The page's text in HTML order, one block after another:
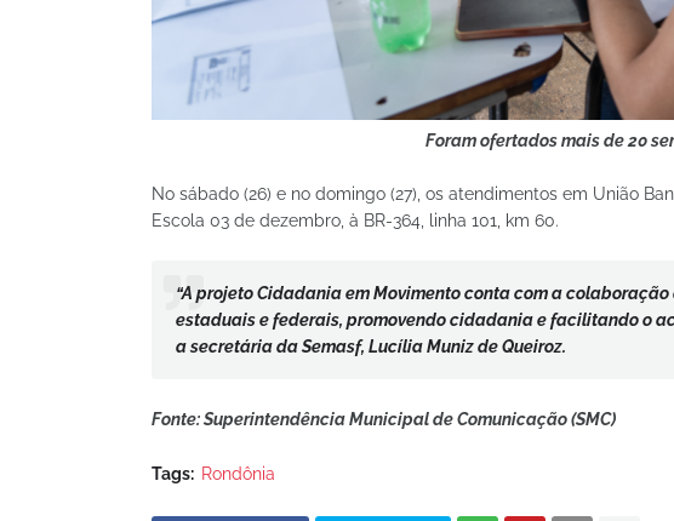
Foram ofertados mais de 20
No sábado (26) e no domingo (27), os atendimentos em União
Escola 03 de dezembro, à BR-364, linha 101, km 60.
“A projeto Cidadania em Movimento conta com a
estaduais e federais, promovendo cidadania e facilitando o
a secretária da Semasf, Lucília Muniz de Queiroz.
Fonte: Superintendência Municipal de Comunicação (SMC)
Tags: Rondônia